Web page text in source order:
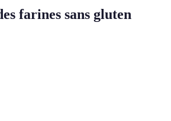
farines sans gluten